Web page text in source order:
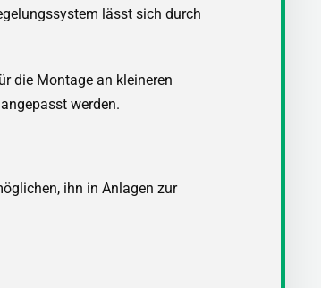
lässt sich durch
die Montage an kleineren
werden.
ihn in Anlagen zur